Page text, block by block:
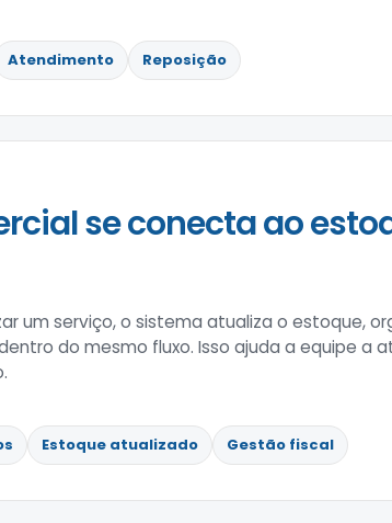
Atendimento Reposição
se conecta ao
um serviço, o sistema atualiza o estoque,
do mesmo fluxo. Isso ajuda a equipe a
Estoque atualizado Gestão fiscal